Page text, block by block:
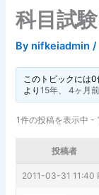
科目試
By nifkeiadmin/
このトピックには
より 15年、 4ヶ月前
1件の投稿を表示中 -
投稿者
2011-03-31 11:40